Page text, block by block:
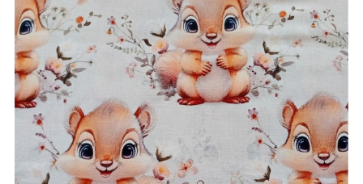
Tecidos esquilos